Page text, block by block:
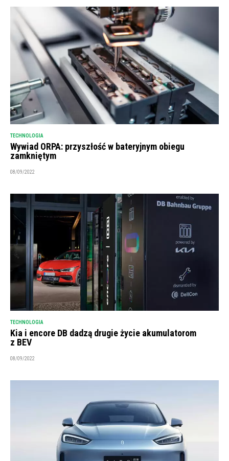
TECHNOLOGIA
Wywiad ORPA: przyszłość w bateryjnym obiegu
zamkniętym
08/09/2022
TECHNOLOGIA
Kia i encore DB dadzą drugie życie akumulatorom
z BEV
08/09/2022